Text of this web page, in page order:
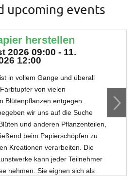
upcoming events
herstellen
2026 09:00 - 11.
12:00
in vollem Gange und überall
von vielen
Blütenpflanzen entgegen.
wir uns auf die Suche
und anderen Pflanzenteilen,
beim Papierschöpfen zu
Kreationen verarbeiten. Die
kann jeder Teilnehmer
nehmen. Sie eignen sich als